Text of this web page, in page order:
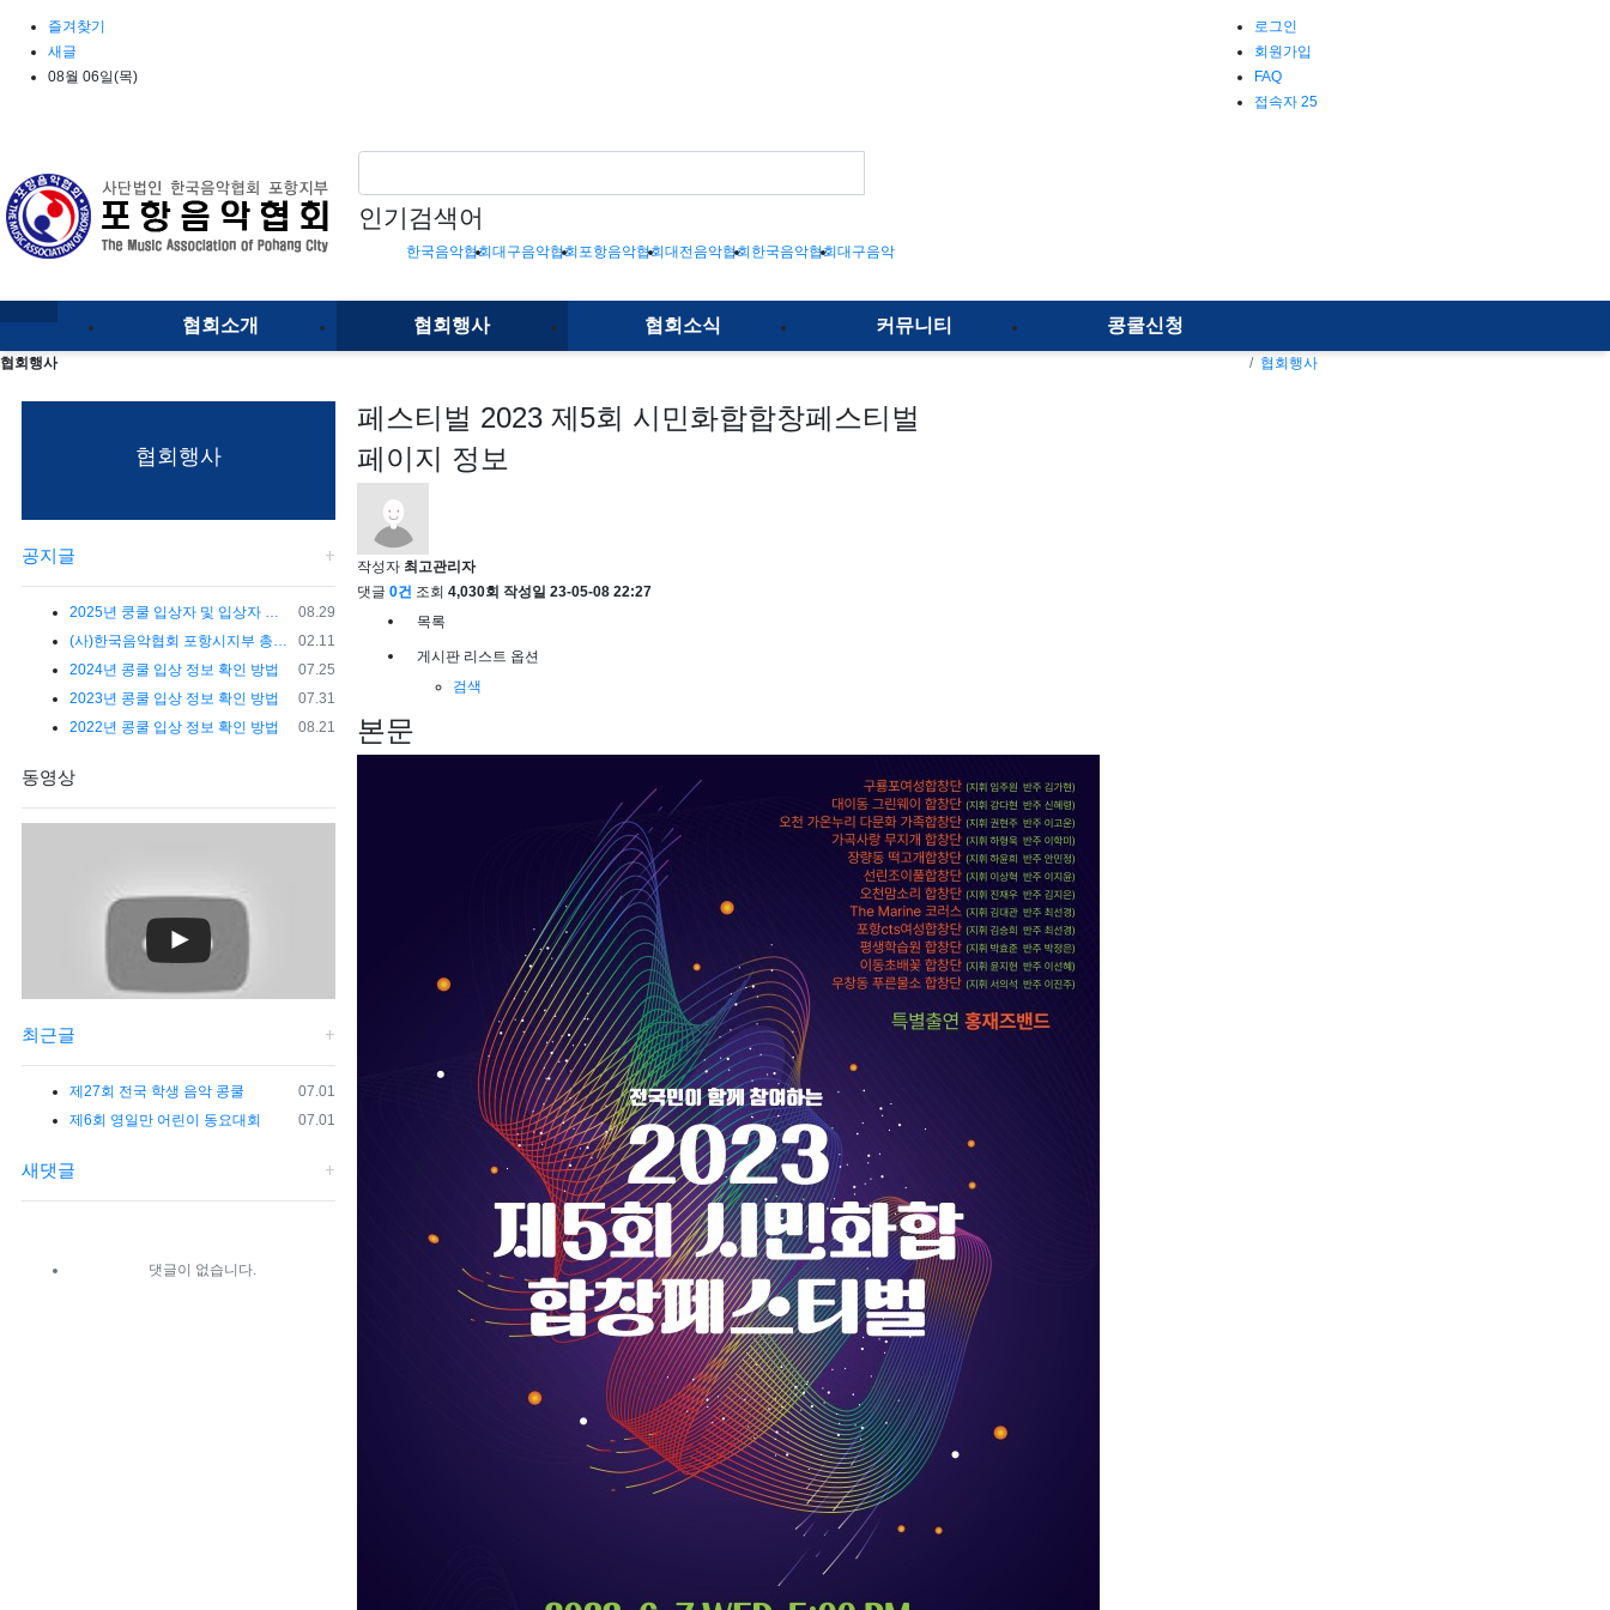
상단 네비
즐겨찾기
새글
08월 06일(목)
로그인
회원가입
FAQ
접속자 25
인기검색어
포항음악협회대전음악협회 한국음악협회대구음악협회포항음악협회대전음악협회한국음악협회대구음악협회
협회소개 협회행사 협회소식 커뮤니티 콩쿨신청
전체 메뉴
협회행사 협회행사
페스티벌 2023 제5회 시민화합합창페스티벌
페이지 정보
작성자 최고관리자
댓글 0건 조회 4,030회 작성일 23-05-08 22:27
목록
게시판 리스트 옵션
검색
본문
협회행사
공지글
등록일
08.29
등록일
02.11
등록일
07.25
2024년 콩쿨 입상 정보 확인 방법
등록일
07.31
2023년 콩쿨 입상 정보 확인 방법
등록일
08.21
2022년 콩쿨 입상 정보 확인 방법
동영상
최근글
등록일
07.01
제27회 전국 학생 음악 콩쿨
등록일
07.01
제6회 영일만 어린이 동요대회
새댓글
댓글이 없습니다.